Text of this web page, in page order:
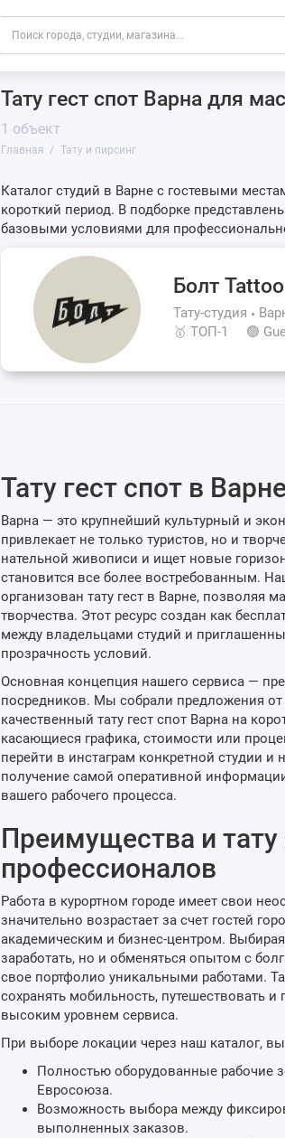
Тату гест спот Варна для
1 объект
Главная Тату и пирсинг
Каталог студий в Варне с гостевыми
короткий период. В подборке
базовыми условиями для
Болт
Тату-студия
🥇 ТОП-1
🟢
Тату гест спот в
Варна — это крупнейший культурный и
привлекает не только туристов, но и
нательной живописи и ищет новые
становится все более востребованным.
организован тату гест в Варне, позволяя
творчества. Этот ресурс создан как
между владельцами студий и
прозрачность условий.
Основная концепция нашего сервиса —
посредников. Мы собрали предложения
качественный тату гест спот Варна на
касающиеся графика, стоимости или
перейти в инстаграм конкретной студии и
получение самой оперативной
вашего рабочего процесса.
Преимущества и тату
профессионалов
Работа в курортном городе имеет свои
значительно возрастает за счет гостей
академическим и бизнес-центром.
заработать, но и обменяться опытом с
свое портфолио уникальными работами.
сохранять мобильность, путешествовать
высоким уровнем сервиса.
При выборе локации через наш каталог,
Полностью оборудованные рабочие
Евросоюза.
Возможность выбора между
выполненных заказов.